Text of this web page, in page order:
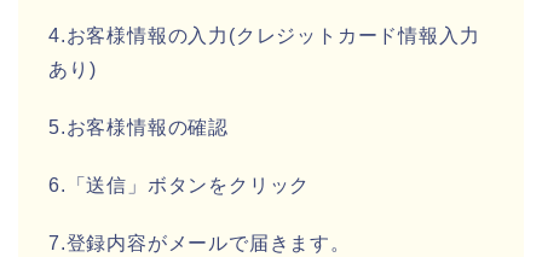
4.お客様情報の入力(クレジットカード情報入力
あり)
5.お客様情報の確認
6.「送信」ボタンをクリック
7.登録内容がメールで届きます。